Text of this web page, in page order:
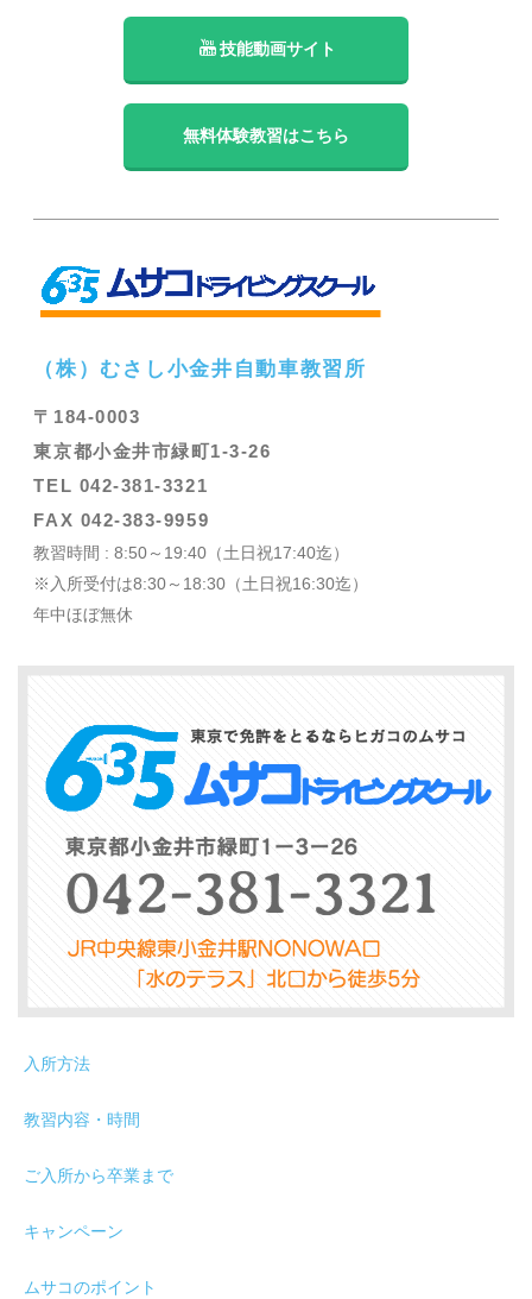
技能動画サイト
無料体験教習はこちら
（株）むさし小金井自動車教習所
〒184-0003
東京都小金井市緑町1-3-26
TEL 042-381-3321
FAX 042-383-9959
教習時間 : 8:50～19:40（土日祝17:40迄）
※入所受付は8:30～18:30（土日祝16:30迄）
年中ほぼ無休
入所方法
教習内容・時間
ご入所から卒業まで
キャンペーン
ムサコのポイント